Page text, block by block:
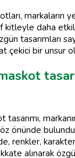
markaların
kitleyle daha
tasarımları
çekici bir unsur
tasarımı,
önünde
renkler,
alınarak